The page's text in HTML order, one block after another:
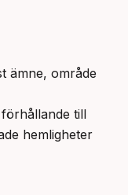
ämne, område
till
hemligheter